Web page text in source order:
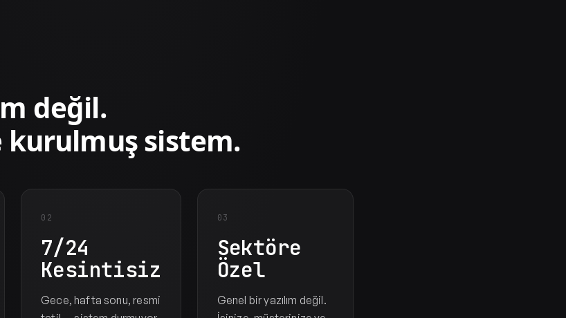
değil.
kurulmuş sistem.
02
7/24
Kesintisiz
Gece, hafta sonu, resmi
03
Sektöre
Özel
Genel bir yazılım değil.